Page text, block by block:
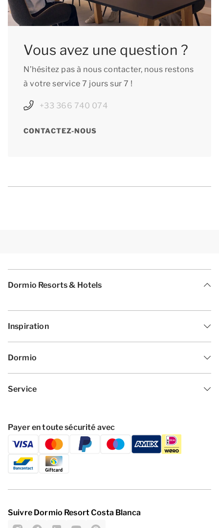
Vous avez une question ?
N’hésitez pas à nous contacter, nous restons
à votre service 7 jours sur 7 !
+33 366 740 074
CONTACTEZ-NOUS
Dormio Resorts & Hotels
Inspiration
Dormio
Service
Payer en toute sécurité avec
Suivre Dormio Resort Costa Blanca